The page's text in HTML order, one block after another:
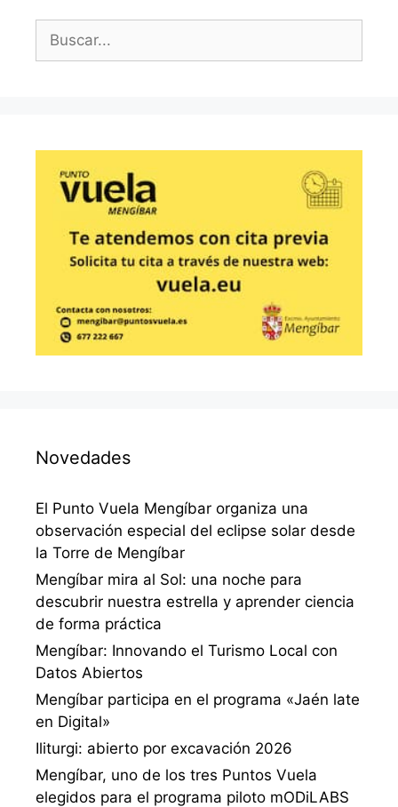
Buscar:
Novedades
El Punto Vuela Mengíbar organiza una
observación especial del eclipse solar desde
la Torre de Mengíbar
Mengíbar mira al Sol: una noche para
descubrir nuestra estrella y aprender ciencia
de forma práctica
Mengíbar: Innovando el Turismo Local con
Datos Abiertos
Mengíbar participa en el programa «Jaén late
en Digital»
Iliturgi: abierto por excavación 2026
Mengíbar, uno de los tres Puntos Vuela
elegidos para el programa piloto mODiLABS